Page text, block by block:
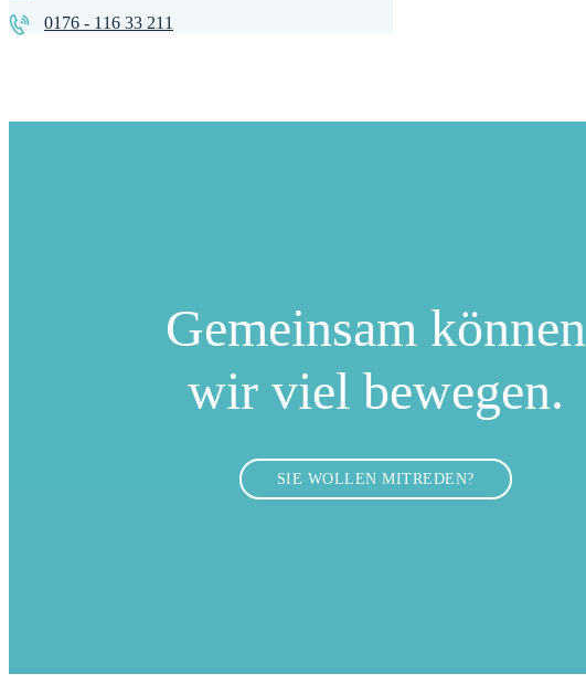
0176 - 116 33 211
Gemeinsam können
wir viel bewegen.
SIE WOLLEN MITREDEN?